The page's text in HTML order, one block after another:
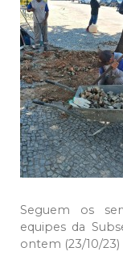
Seguem os
equipes da
ontem (23/10/23)